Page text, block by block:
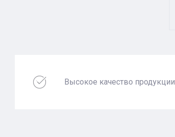
Высокое качество продукции